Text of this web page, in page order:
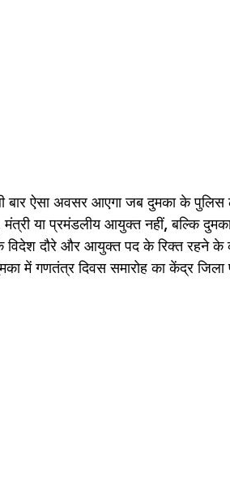
बार ऐसा अवसर आएगा जब दुमका के पुलिस
मंत्री या प्रमंडलीय आयुक्त नहीं, बल्कि
विदेश दौरे और आयुक्त पद के रिक्त रहने के
में गणतंत्र दिवस समारोह का केंद्र जिला